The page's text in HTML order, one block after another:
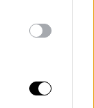
στάση.